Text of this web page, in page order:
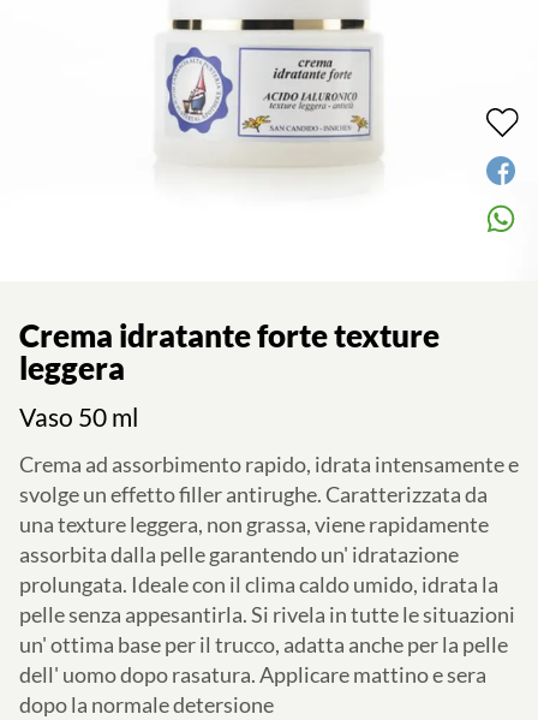
Crema idratante forte texture
leggera
Vaso 50 ml
Crema ad assorbimento rapido, idrata intensamente e
svolge un effetto filler antirughe. Caratterizzata da
una texture leggera, non grassa, viene rapidamente
assorbita dalla pelle garantendo un' idratazione
prolungata. Ideale con il clima caldo umido, idrata la
pelle senza appesantirla. Si rivela in tutte le situazioni
un' ottima base per il trucco, adatta anche per la pelle
dell' uomo dopo rasatura. Applicare mattino e sera
dopo la normale detersione